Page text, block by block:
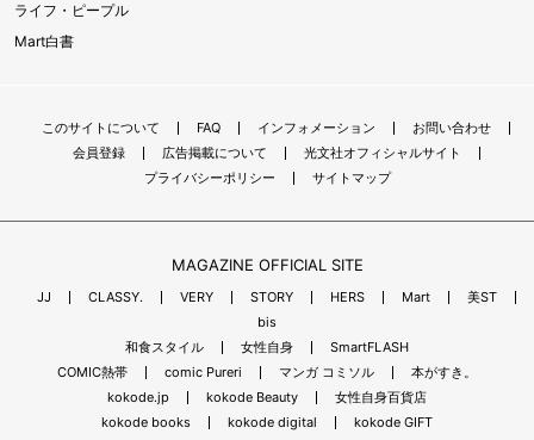
ライフ・ピープル
Mart白書
このサイトについて FAQ インフォメーション
お問い合わせ
会員登録
広告掲載について
光文社オフィシャルサイト
プライバシーポリシー
サイトマップ
MAGAZINE OFFICIAL SITE
JJ CLASSY. VERY STORY HERS Mart
美ST
bis
和食スタイル
女性自身
SmartFLASH
COMIC熱帯
comic Pureri マンガ コミソル
本がすき。
kokode.jp
kokode Beauty
女性自身百貨店
kokode books
kokode digital kokode GIFT